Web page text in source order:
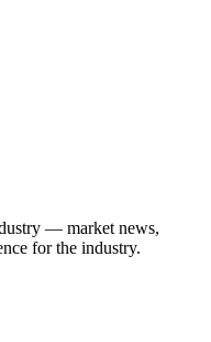
— market news,
for the industry.